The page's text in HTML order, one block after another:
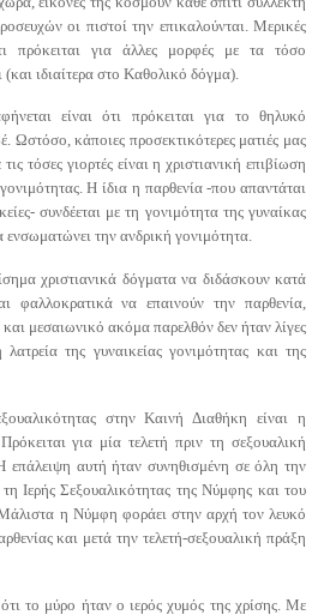
οι πιστοί την επικαλούνται. Μερικές
πρόκειται για άλλες μορφές με τα τόσο
(και ιδιαίτερα στο Καθολικό δόγμα).
είναι ότι πρόκειται για το θηλυκό
Ωστόσο, κάποιες προσεκτικότερεςματιές μας
τόσες γιορτές είναι η χριστιανική επιβίωση
Η ίδια η παρθενία -που απαντάται
συνδέεται με τη γονιμότητα της γυναίκας
την ανδρική γονιμότητα.
χριστιανικά δόγματα να διδάσκουν κατά
φαλλοκρατικά να επαινούν την παρθενία,
μεσαιωνικό ακόμα παρελθόν δεν ήταν λίγες
λατρεία της γυναικείας γονιμότητας και της
στην Καινή Διαθήκη είναι η
για μία τελετή πριν τη σεξουαλική
επάλειψη αυτή ήταν συνηθισμένη σε όλη την
Ιερής Σεξουαλικότητας της Νύμφης και του
η Νύμφη φοράει στην αρχή τον λευκό
και μετά τηντελετή-σεξουαλική πράξη
το μύρο ήταν ο ιερός χυμός της χρίσης. Με